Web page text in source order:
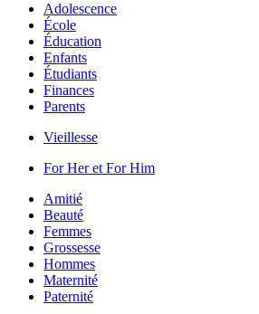
Adolescence
École
Éducation
Enfants
Étudiants
Finances
Parents
Vieillesse
For Her et For Him
Amitié
Beauté
Femmes
Grossesse
Hommes
Maternité
Paternité